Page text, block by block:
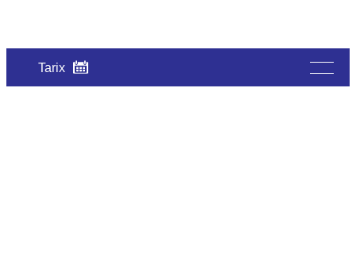
Tarix